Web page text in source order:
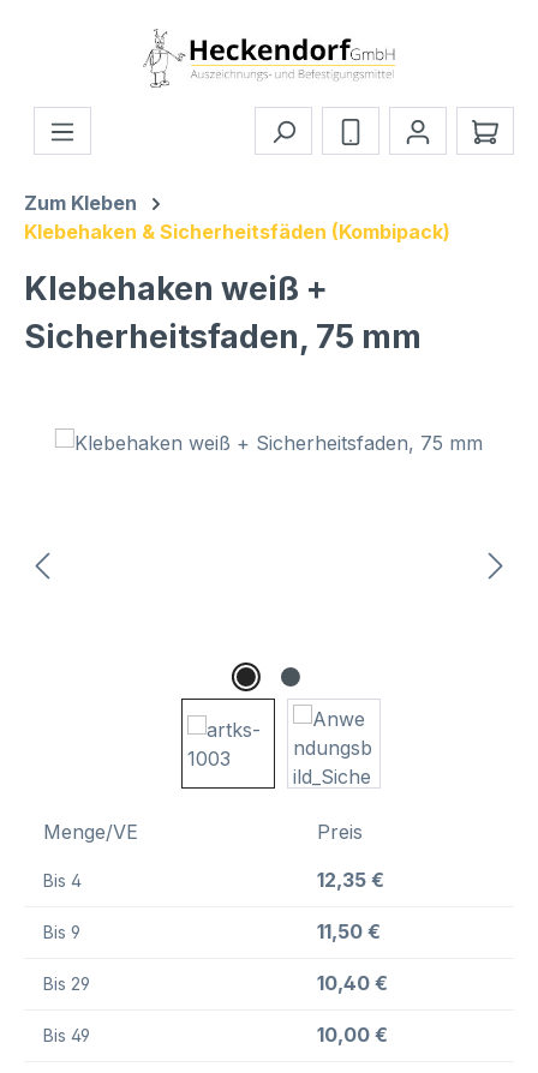
Zum Hauptinhalt springen
Zum Kleben
Klebehaken & Sicherheitsfäden (Kombipack)
Klebehaken weiß +
Sicherheitsfaden, 75 mm
Bildergalerie überspringen
Menge/VE Preis
Bis 4 12,35 €
Bis 9 11,50 €
Bis 29 10,40 €
Bis 49 10,00 €